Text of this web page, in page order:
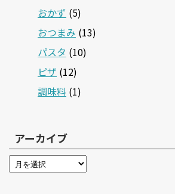
おかず (5)
おつまみ (13)
パスタ (10)
ピザ (12)
調味料 (1)
アーカイブ